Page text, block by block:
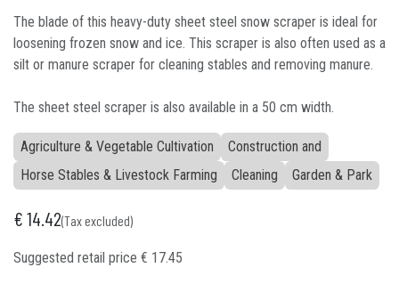
The blade of this heavy-duty sheet steel snow scraper is ideal for
loosening frozen snow and ice. This scraper is also often used as a
silt or manure scraper for cleaning stables and removing manure.
The sheet steel scraper is also available in a 50 cm width.
Agriculture & Vegetable Cultivation
Construction and
Horse Stables & Livestock Farming
Cleaning Garden & Park
€14.42(Tax excluded)
Suggested retail price € 17.45